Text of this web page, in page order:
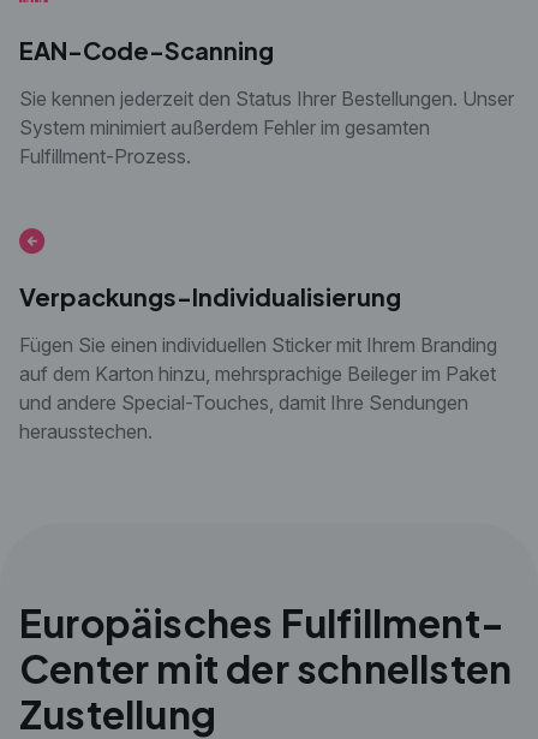
EAN-Code-Scanning
Sie kennen jederzeit den Status Ihrer Bestellungen. Unser
System minimiert außerdem Fehler im gesamten
Fulfillment-Prozess.
Verpackungs-Individualisierung
Fügen Sie einen individuellen Sticker mit Ihrem Branding
auf dem Karton hinzu, mehrsprachige Beileger im Paket
und andere Special-Touches, damit Ihre Sendungen
herausstechen.
Europäisches Fulfillment-
Center mit der schnellsten
Zustellung